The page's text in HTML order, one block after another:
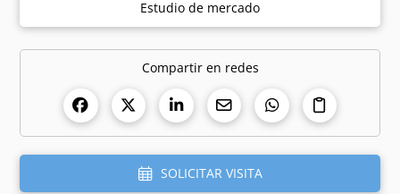
Estudio de mercado
Compartir en redes
SOLICITAR VISITA